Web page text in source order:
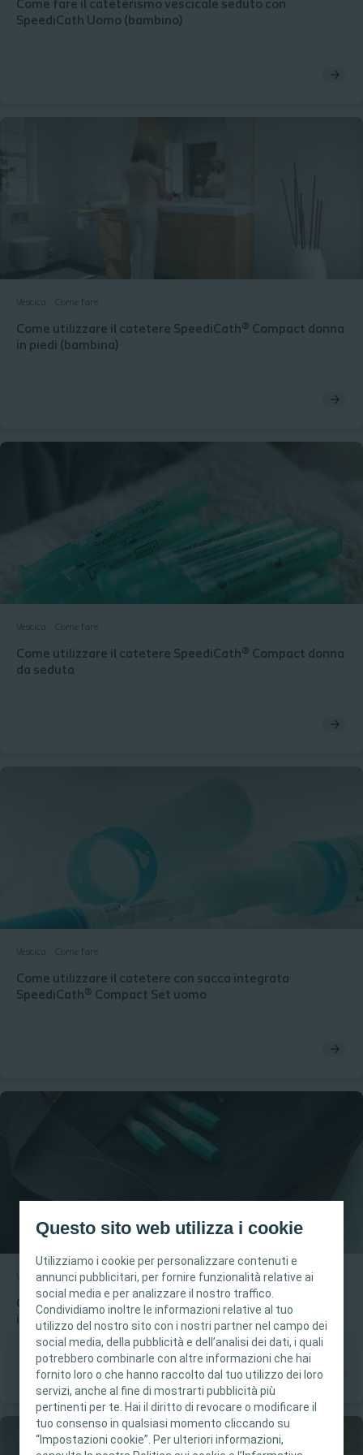
Questo sito web utilizza i cookie
Utilizziamo i cookie per personalizzare contenuti e
annunci pubblicitari, per fornire funzionalità relative ai
social media e per analizzare il nostro traffico.
Condividiamo inoltre le informazioni relative al tuo
utilizzo del nostro sito con i nostri partner nel campo dei
social media, della pubblicità e dell’analisi dei dati, i quali
potrebbero combinarle con altre informazioni che hai
fornito loro o che hanno raccolto dal tuo utilizzo dei loro
servizi, anche al fine di mostrarti pubblicità più
pertinenti per te. Hai il diritto di revocare o modificare il
tuo consenso in qualsiasi momento cliccando su
“Impostazioni cookie”. Per ulteriori informazioni,
Questo sito è destinato esclusivamente ai
professionisti sanitari. I contenuti del sito sono
destinati a scopi formativi e informativi.
Coloplast non fornisce consulenza medica. La
responsabilità dell'assistenza ai pazienti rimane
Come fare il cateterismo vescicale seduto con
SpeediCath Uomo (bambino)
Vescica Come fare
Come utilizzare il catetere SpeediCath® Compact donna
in piedi (bambina)
Vescica Come fare
Come utilizzare il catetere SpeediCath® Compact donna
da seduta
Vescica Come fare
Come utilizzare il catetere con sacca integrata
SpeediCath® Compact Set uomo
Vescica Come fare
Come utilizzare il catetere SpeediCath® Compact uomo
in piedi